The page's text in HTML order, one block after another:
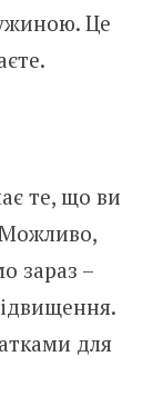
Це
те, що ви
Можливо,
зараз –
для